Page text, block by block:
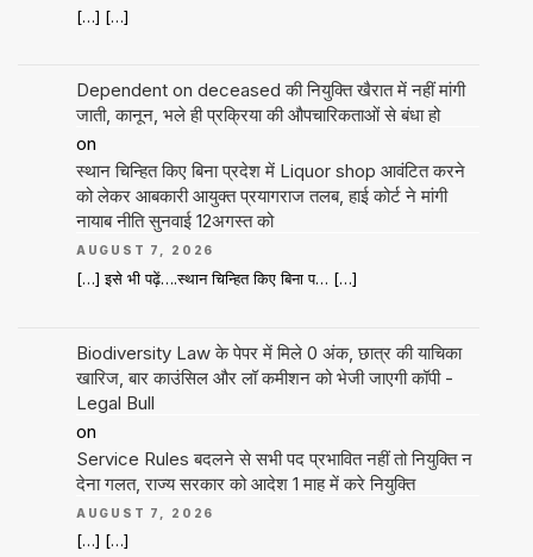
[…] […]
Dependent on deceased की नियुक्ति खैरात में नहीं मांगी
जाती, कानून, भले ही प्रक्रिया की औपचारिकताओं से बंधा हो
on
स्थान चिन्हित किए बिना प्रदेश में Liquor shop आवंटित करने
को लेकर आबकारी आयुक्त प्रयागराज तलब, हाई कोर्ट ने मांगी
नायाब नीति सुनवाई 12अगस्त को
AUGUST 7, 2026
[…] इसे भी पढ़ें….स्थान चिन्हित किए बिना प… […]
Biodiversity Law के पेपर में मिले 0 अंक, छात्र की याचिका
खारिज, बार काउंसिल और लॉ कमीशन को भेजी जाएगी कॉपी -
Legal Bull
on
Service Rules बदलने से सभी पद प्रभावित नहीं तो नियुक्ति न
देना गलत, राज्य सरकार को आदेश 1 माह में करे नियुक्ति
AUGUST 7, 2026
[…] […]